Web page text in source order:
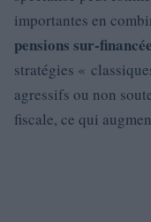
importantes en
pensions
stratégies «
agressifs ou non
fiscale, ce qui